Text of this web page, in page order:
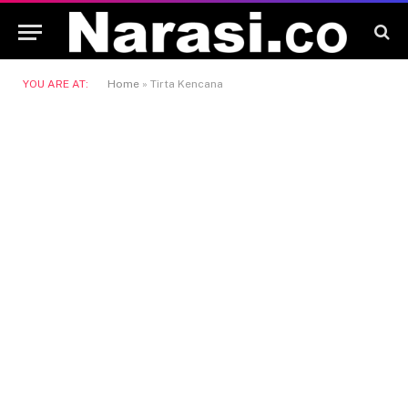
YOU ARE AT: Home » Tirta Kencana